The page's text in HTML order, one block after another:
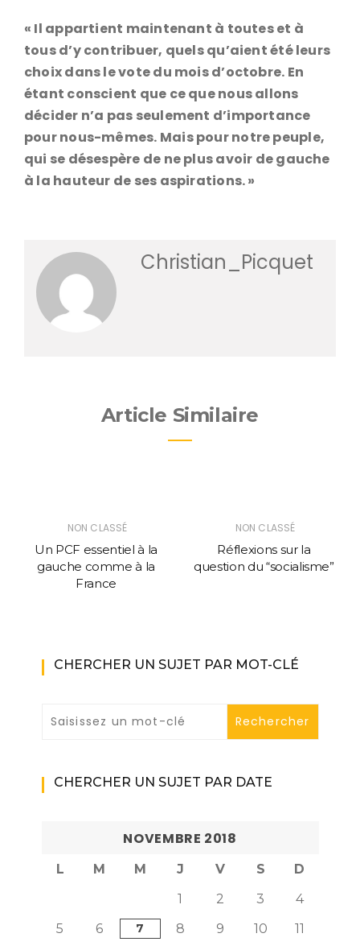
« Il appartient maintenant à toutes et à
tous d’y contribuer, quels qu’aient été leurs
choix dans le vote du mois d’octobre. En
étant conscient que ce que nous allons
décider n’a pas seulement d’importance
pour nous-mêmes. Mais pour notre peuple,
qui se désespère de ne plus avoir de gauche
à la hauteur de ses aspirations. »
Christian_Picquet
Article Similaire
NON CLASSÉ
Un PCF essentiel à la
gauche comme à la
France
NON CLASSÉ
Réflexions sur la
question du “socialisme”
CHERCHER UN SUJET PAR MOT-CLÉ
CHERCHER UN SUJET PAR DATE
NOVEMBRE 2018
L M M J V S
D
1
2 3
4
5
6 7 8 9 10
11